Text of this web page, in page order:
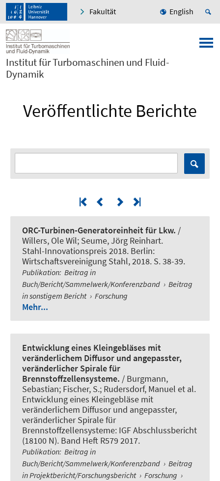
Fakultät English
Institut für Turbomaschinen und Fluid-
Dynamik
Veröffentlichte Berichte
ORC-Turbinen-Generatoreinheit für Lkw. /
Willers, Ole Wil; Seume, Jörg Reinhart.
Stahl-Innovationspreis 2018. Berlin:
Wirtschaftsvereinigung Stahl, 2018. S. 38-39.
Publikation: Beitrag in
Buch/Bericht/Sammelwerk/Konferenzband › Beitrag
in sonstigem Bericht › Forschung
Mehr...
Entwicklung eines Kleingebläses mit
veränderlichem Diffusor und angepasster,
veränderlicher Spirale für
Brennstoffzellensysteme. / Burgmann,
Sebastian; Fischer, S.; Rudersdorf, Manuel et al.
Entwicklung eines Kleingebläse mit
veränderlichem Diffusor und angepasster,
veränderlicher Spirale für
Brennstoffzellensysteme: IGF Abschlussbericht
(18100 N). Band Heft R579 2017.
Publikation: Beitrag in
Buch/Bericht/Sammelwerk/Konferenzband › Beitrag
in Projektbericht/Forschungsbericht › Forschung ›